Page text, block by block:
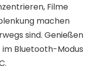
Filme
machen
sind. Genießen
im Bluetooth-Modus